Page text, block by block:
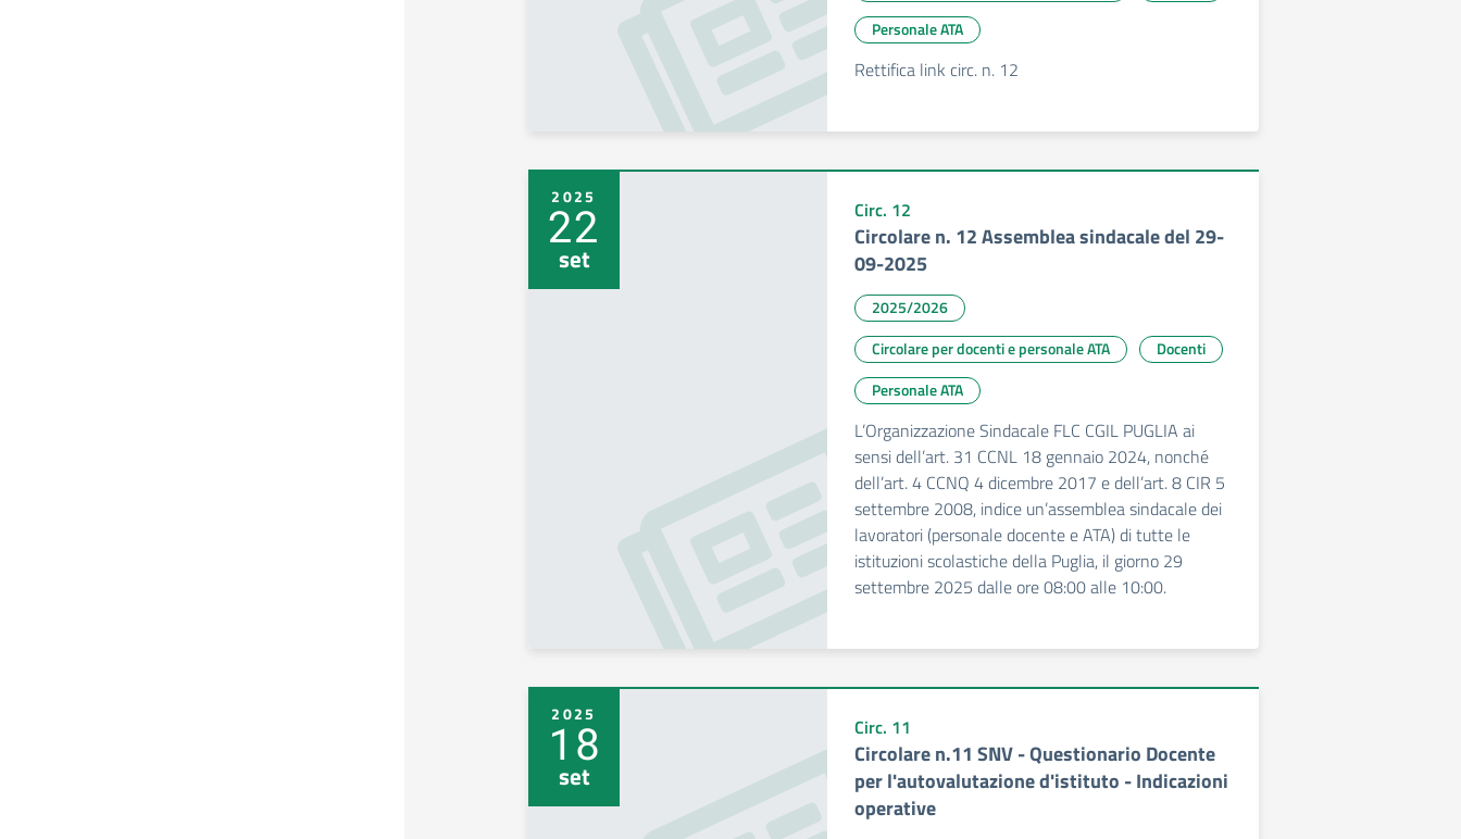
Personale ATA
Rettifica link circ. n. 12
2025
22
set
Circ. 12
Circolare n. 12 Assemblea sindacale del 29-
09-2025
2025/2026
Circolare per docenti e personale ATA
Docenti
Personale ATA
L’Organizzazione Sindacale FLC CGIL PUGLIA ai
sensi dell’art. 31 CCNL 18 gennaio 2024, nonché
dell’art. 4 CCNQ 4 dicembre 2017 e dell’art. 8 CIR 5
settembre 2008, indice un’assemblea sindacale dei
lavoratori (personale docente e ATA) di tutte le
istituzioni scolastiche della Puglia, il giorno 29
settembre 2025 dalle ore 08:00 alle 10:00.
2025
18
set
Circ. 11
Circolare n.11 SNV - Questionario Docente
per l'autovalutazione d'istituto - Indicazioni
operative